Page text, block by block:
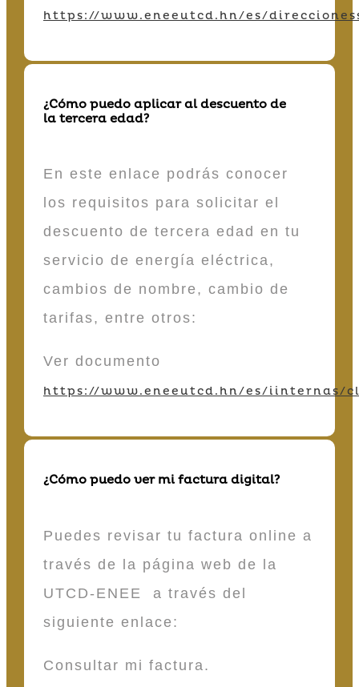
https://www.eneeutcd.hn/es/
¿Cómo puedo aplicar al descuento de
la tercera edad?
En este enlace podrás conocer
los requisitos para solicitar el
descuento de tercera edad en tu
servicio de energía eléctrica,
cambios de nombre, cambio de
tarifas, entre otros:
Ver documento
https://www.eneeutcd.hn/es/iinternas/
¿Cómo puedo ver mi factura digital?
Puedes revisar tu factura online a
través de la página web de la
UTCD-ENEE a través del
siguiente enlace:
Consultar mi factura.